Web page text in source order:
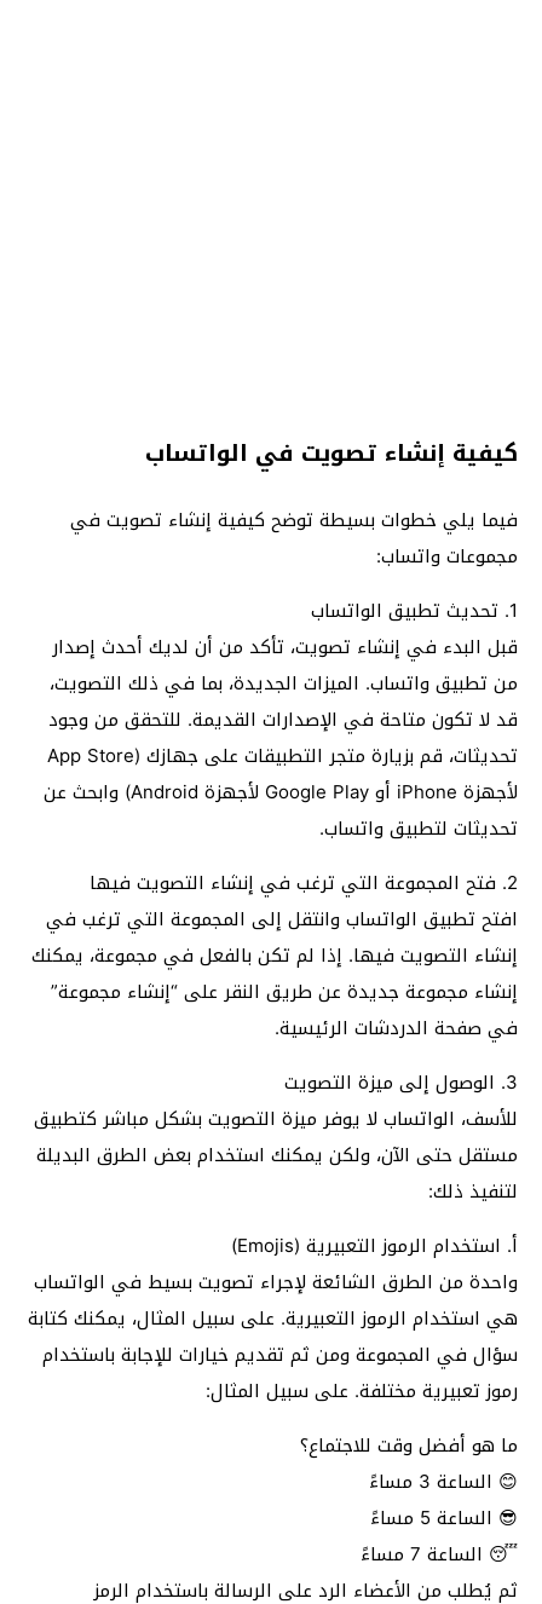
كيفية إنشاء تصويت في الواتساب
فيما يلي خطوات بسيطة توضح كيفية إنشاء تصويت في
مجموعات واتساب:
1. تحديث تطبيق الواتساب
قبل البدء في إنشاء تصويت، تأكد من أن لديك أحدث إصدار
من تطبيق واتساب. الميزات الجديدة، بما في ذلك التصويت،
قد لا تكون متاحة في الإصدارات القديمة. للتحقق من وجود
تحديثات، قم بزيارة متجر التطبيقات على جهازك (App Store
لأجهزة iPhone أو Google Play لأجهزة Android) وابحث عن
تحديثات لتطبيق واتساب.
2. فتح المجموعة التي ترغب في إنشاء التصويت فيها
افتح تطبيق الواتساب وانتقل إلى المجموعة التي ترغب في
إنشاء التصويت فيها. إذا لم تكن بالفعل في مجموعة، يمكنك
إنشاء مجموعة جديدة عن طريق النقر على “إنشاء مجموعة”
في صفحة الدردشات الرئيسية.
3. الوصول إلى ميزة التصويت
للأسف، الواتساب لا يوفر ميزة التصويت بشكل مباشر كتطبيق
مستقل حتى الآن، ولكن يمكنك استخدام بعض الطرق البديلة
لتنفيذ ذلك:
أ. استخدام الرموز التعبيرية (Emojis)
واحدة من الطرق الشائعة لإجراء تصويت بسيط في الواتساب
هي استخدام الرموز التعبيرية. على سبيل المثال، يمكنك كتابة
سؤال في المجموعة ومن ثم تقديم خيارات للإجابة باستخدام
رموز تعبيرية مختلفة. على سبيل المثال:
ما هو أفضل وقت للاجتماع؟
😊 الساعة 3 مساءً
😎 الساعة 5 مساءً
😴 الساعة 7 مساءً
ثم يُطلب من الأعضاء الرد على الرسالة باستخدام الرمز